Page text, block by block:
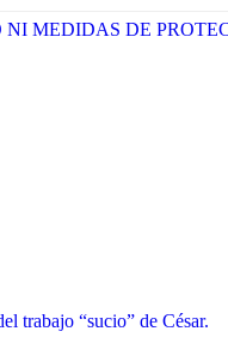
MEDIDAS DE
trabajo “sucio” de César.